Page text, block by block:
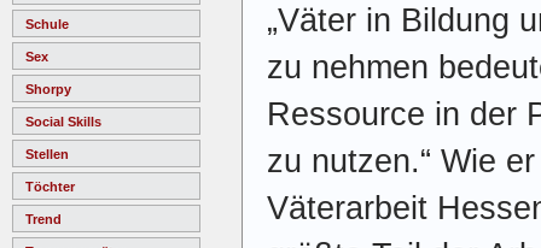
Schule
Sex
Shorpy
Social Skills
Stellen
Töchter
Trend
„Väter in Bildung
zu nehmen
Ressource in der
zu nutzen.“ Wie
Väterarbeit